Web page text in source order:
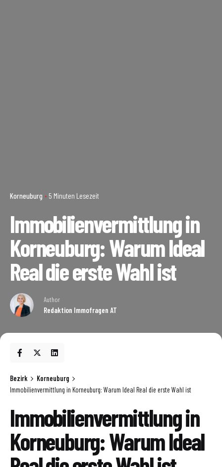
Korneuburg 5 Minuten Lesezeit
Immobilienvermittlung in
Korneuburg: Warum Ideal
Real die erste Wahl ist
Author
Redaktion Immofragen AT
Bezirk
Korneuburg
Immobilienvermittlung in Korneuburg: Warum Ideal Real die erste Wahl ist
Immobilienvermittlung in
Korneuburg: Warum Ideal